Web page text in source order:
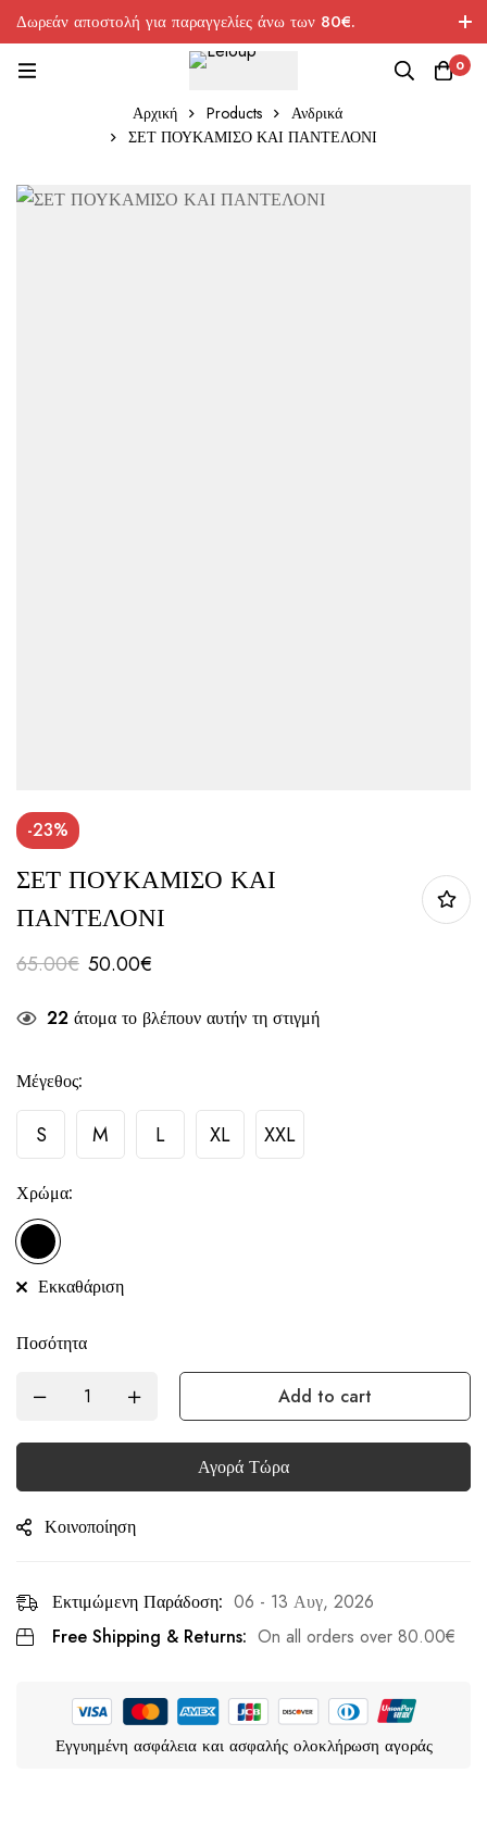
Δωρεάν αποστολή για παραγγελίες άνω των 80€.
0
Αρχική Products
Ανδρικά
ΣΕΤ ΠΟΥΚΑΜΙΣΟ ΚΑΙ ΠΑΝΤΕΛΟΝΙ
-23%
ΣΕΤ ΠΟΥΚΑΜΙΣΟ ΚΑΙ
ΠΑΝΤΕΛΟΝΙ
65.00€ 50.00€
22 άτομα το βλέπουν αυτήν τη στιγμή
Μέγεθος:
S M L XL XXL
Χρώμα:
Εκκαθάριση
Ποσότητα
Add to cart
Αγορά Τώρα
Κοινοποίηση
Εκτιμώμενη Παράδοση: 06 - 13 Αυγ, 2026
Free Shipping & Returns: On all orders over 80.00€
Εγγυημένη ασφάλεια και ασφαλής ολοκλήρωση αγοράς